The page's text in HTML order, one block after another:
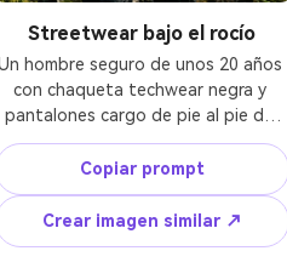
Streetwear bajo el rocío
hombre seguro de unos 20 años
con chaqueta techwear negra y
pantalones cargo de pie al pie de
una cascada, gotas de agua en la
tela, cadena plateada, mirada
intensa, iluminación de contraste
dramático, gradación de color
cinematográfica arenosa, tomada
Copiar prompt
Crear imagen similar ↗